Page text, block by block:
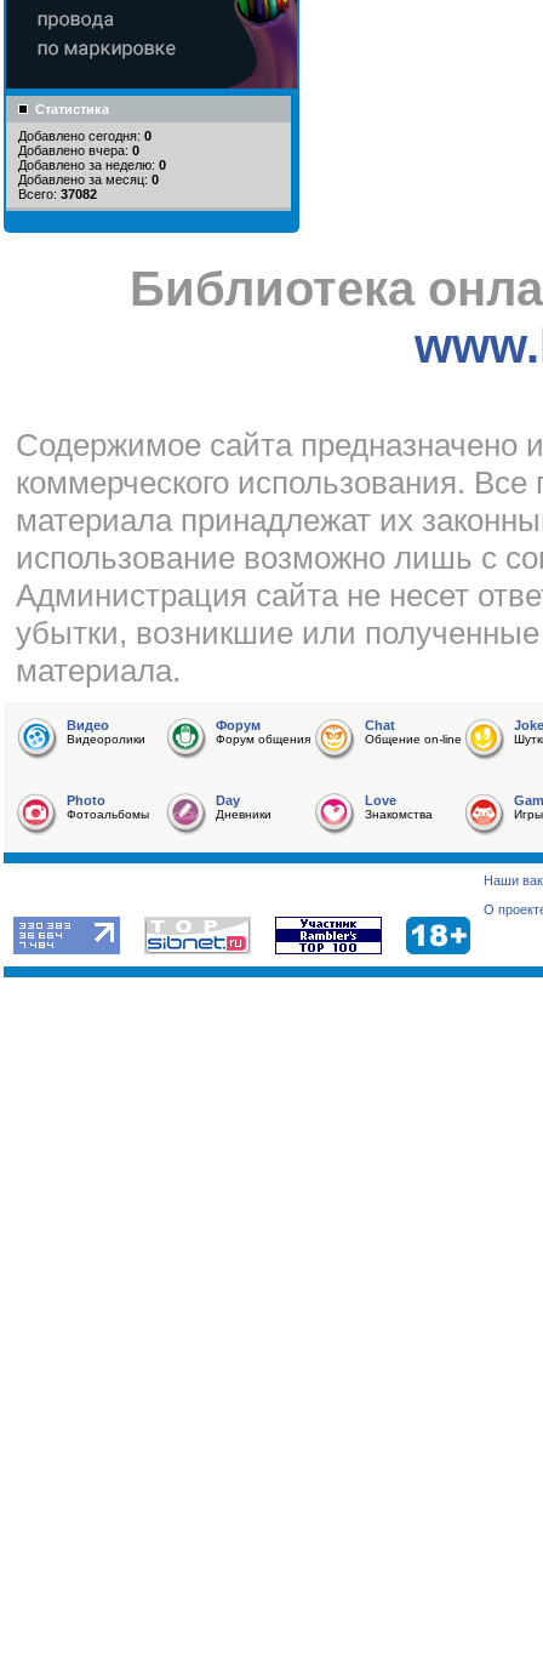
Статистика
Добавлено сегодня: 0
Добавлено вчера: 0
Добавлено за неделю: 0
Добавлено за месяц: 0
Всего: 37082
Библиотека
Cодержимое сайта предназначено
коммерческого использования.
материала принадлежат их
использование возможно лишь с
Администрация сайта не несет
убытки, возникшие или
материала.
Видео
Видеоролики
Форум
Форум общения
Chat
Общение on-line
Joke
Photo
Фотоальбомы
Day
Дневники
Love
Знакомства Игры
Наши
О